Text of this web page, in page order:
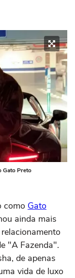
Gato Preto
como Gato
ainda mais
"A Fazenda".
de apenas
vida de luxo